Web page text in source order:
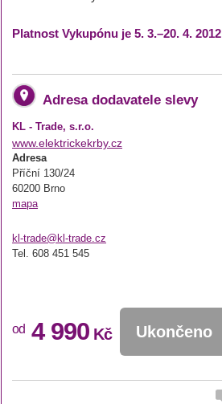
Platnost Vykupónu je 5. 3.–20. 4. 2012
Adresa dodavatele slevy
KL - Trade, s.r.o.
www.elektrickekrby.cz
Adresa
Příční 130/24
60200 Brno
mapa
kl-trade@kl-trade.cz
Tel. 608 451 545
Ukončeno
od 4 990 Kč